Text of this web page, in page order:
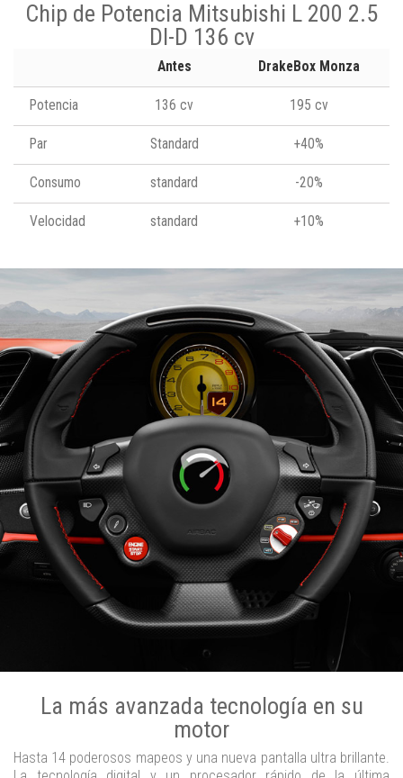
Chip de Potencia Mitsubishi L 200 2.5
DI-D 136 cv
Antes DrakeBox Monza
Potencia 136 cv 195 cv
Par Standard +40%
Consumo standard -20%
Velocidad standard +10%
La más avanzada tecnología en su
motor
Hasta 14 poderosos mapeos y una nueva pantalla ultra brillante.